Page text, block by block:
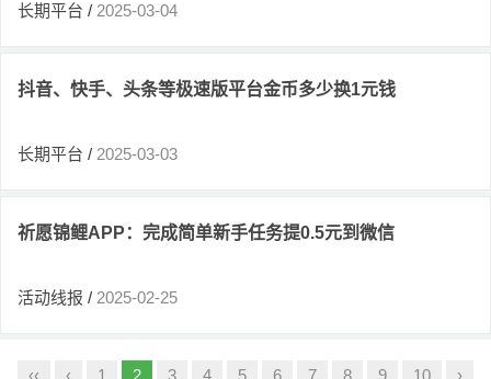
长期平台 / 2025-03-04
抖音、快手、头条等极速版平台金币多少换1元钱
长期平台 / 2025-03-03
祈愿锦鲤APP：完成简单新手任务提0.5元到微信
活动线报 / 2025-02-25
‹‹ ‹ 1 2 3 4 5 6 7 8 9 10 ›